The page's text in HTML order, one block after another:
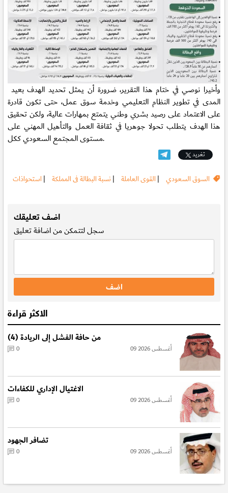
المدى في تطوير النظام التعليمي وخدمة سوق عمل، حتى تكون قادرة
على الاعتماد على رصيد بشري وطني يتمتع بمهارات عالية، ولكن تحقيق
هذا الهدف يتطلب تحولا جوهريا في ثقافة العمل والتأهيل المهني على
مستوى المجتمع السعودي ككل.
تغريد
السوق السعودي | القوى العاملة | نسبة البطالة فى المملكة | استحواذات
اضف تعليقك
سجللتتمكن من اضافة تعليق
الاكثر قراءة
من حافة الفشل إلى الريادة (4)
09 أغسطس 2026 0
الاغتيال الإداري للكفاءات
09 أغسطس 2026 0
تضافر الجهود
09 أغسطس 2026 0